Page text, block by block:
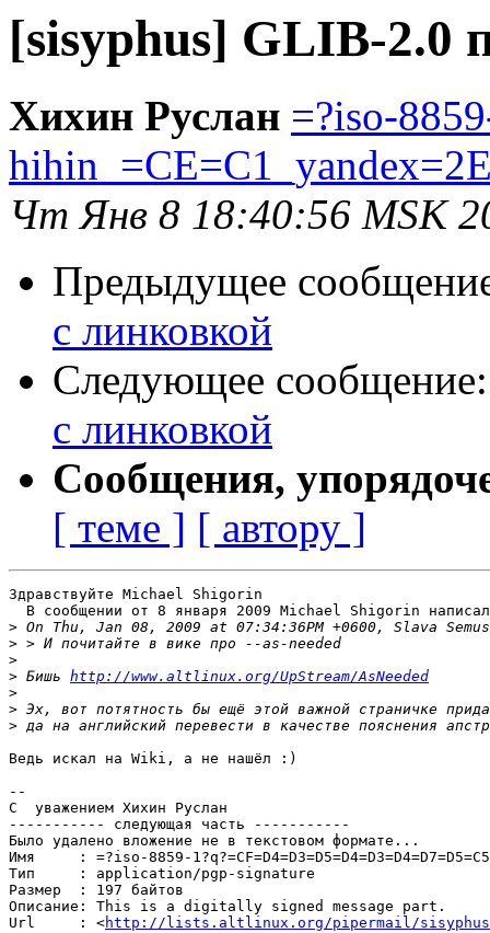
[sisyphus] GLIB-2.0
Хихин Руслан =?iso-
Чт Янв 8 18:40:56 MSK
Предыдущее
с линковкой
Следующее
с линковкой
Сообщения,
[ теме ] [ автору ]
Здравствуйте Michael Shigorin
В сообщении от 8 января 2009 Michael Shigorin
>
>
>
> Бишь http://www.altlinux.org/UpStream/AsNeeded
>
>
>
Ведь искал на Wiki, а не нашёл :)
--
С  уважением Хихин Руслан
----------- следующая часть -----------
Было удалено вложение не в текстовом формате...
Имя     : =?iso-8859-
Тип     : application/pgp-signature
Размер  : 197 байтов
Описание: This is a digitally signed message part.
Url     : <http://lists.altlinux.org/pipermail/sisyphus/